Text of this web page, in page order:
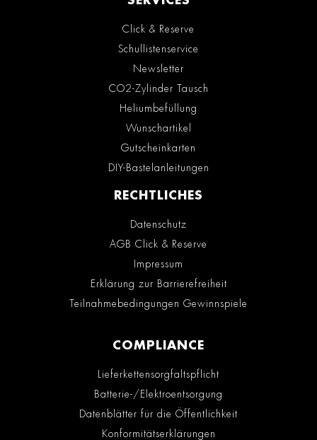
Click & Reserve
Schullistenservice
Newsletter
CO2-Zylinder Tausch
Heliumbefüllung
Wunschartikel
Gutscheinkarten
DIY-Bastelanleitungen
RECHTLICHES
Datenschutz
AGB Click & Reserve
Impressum
Erklärung zur Barrierefreiheit
Teilnahmebedingungen Gewinnspiele
COMPLIANCE
Lieferkettensorgfaltspflicht
Batterie-/Elektroentsorgung
Datenblätter für die Öffentlichkeit
Konformitätserklärungen